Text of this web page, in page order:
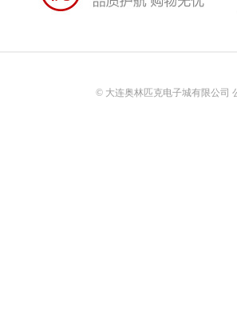
© 大连奥林匹克电子城有限公司